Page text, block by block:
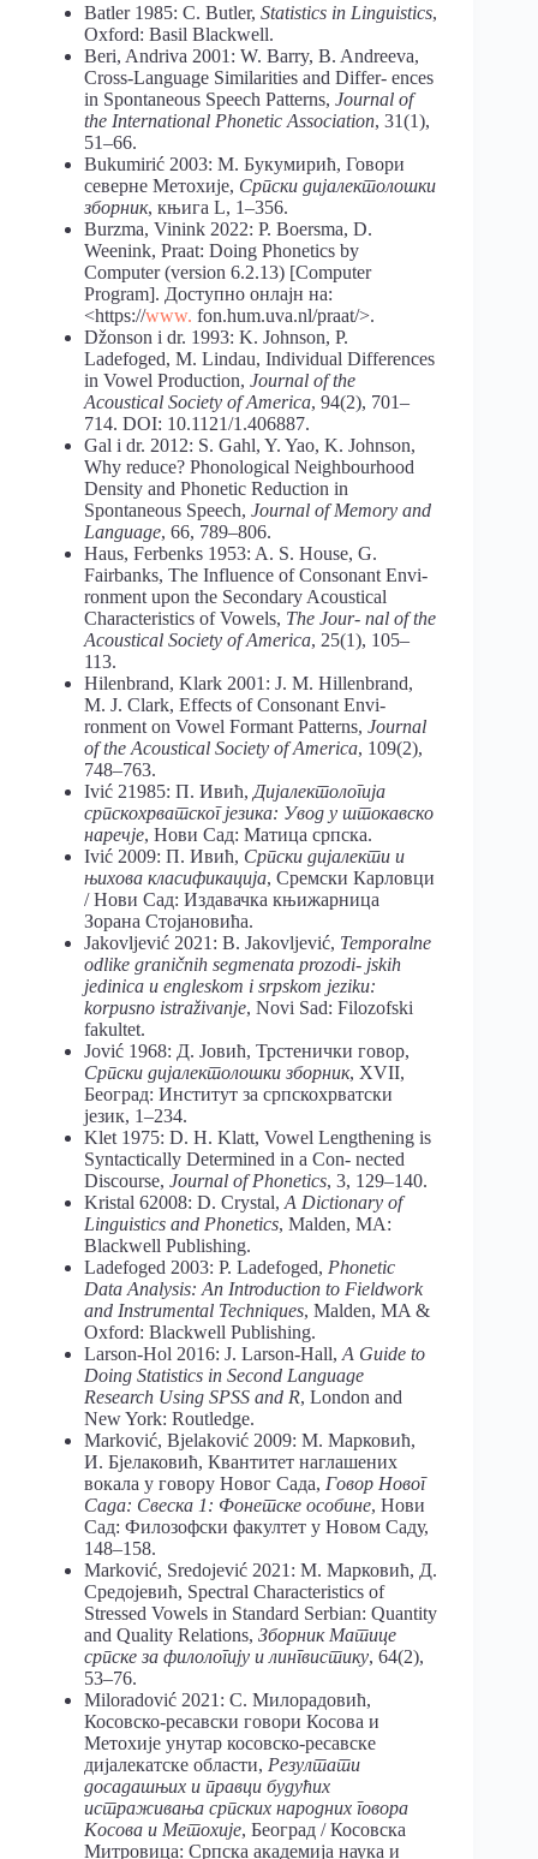
Batler 1985: C. Butler, Statistics in Linguistics,
Oxford: Basil Blackwell.
Beri, Andriva 2001: W. Barry, B. Andreeva,
Cross-Language Similarities and Differ- ences
in Spontaneous Speech Patterns, Journal of
the International Phonetic Association, 31(1),
51–66.
Bukumirić 2003: М. Букумирић, Говори
северне Метохије, Српски дијалектолошки
зборник, књига L, 1–356.
Burzma, Vinink 2022: P. Boersma, D.
Weenink, Praat: Doing Phonetics by
Computer (version 6.2.13) [Computer
Program]. Доступно онлајн на:
<https://www. fon.hum.uva.nl/praat/>.
Džonson i dr. 1993: K. Johnson, P.
Ladefoged, M. Lindau, Individual Differences
in Vowel Production, Journal of the
Acoustical Society of America, 94(2), 701–
714. DOI: 10.1121/1.406887.
Gal i dr. 2012: S. Gahl, Y. Yao, K. Johnson,
Why reduce? Phonological Neighbourhood
Density and Phonetic Reduction in
Spontaneous Speech, Journal of Memory and
Language, 66, 789–806.
Haus, Ferbenks 1953: A. S. House, G.
Fairbanks, The Influence of Consonant Envi-
ronment upon the Secondary Acoustical
Characteristics of Vowels, The Jour- nal of the
Acoustical Society of America, 25(1), 105–
113.
Hilenbrand, Klark 2001: J. M. Hillenbrand,
M. J. Clark, Effects of Consonant Envi-
ronment on Vowel Formant Patterns, Journal
of the Acoustical Society of America, 109(2),
748–763.
Ivić 21985: П. Ивић, Дијалектологија
српскохрватског језика: Увод у штокавско
наречје, Нови Сад: Матица српска.
Ivić 2009: П. Ивић, Српски дијалекти и
њихова класификација, Сремски Карловци
/ Нови Сад: Издавачка књижарница
Зорана Стојановића.
Jakovljević 2021: B. Jakovljević, Temporalne
odlike graničnih segmenata prozodi- jskih
jedinica u engleskom i srpskom jeziku:
korpusno istraživanje, Novi Sad: Filozofski
fakultet.
Jović 1968: Д. Јовић, Трстенички говор,
Српски дијалектолошки зборник, XVII,
Београд: Институт за српскохрватски
језик, 1–234.
Klet 1975: D. H. Klatt, Vowel Lengthening is
Syntactically Determined in a Con- nected
Discourse, Journal of Phonetics, 3, 129–140.
Kristal 62008: D. Crystal, A Dictionary of
Linguistics and Phonetics, Malden, MA:
Blackwell Publishing.
Ladefoged 2003: P. Ladefoged, Phonetic
Data Analysis: An Introduction to Fieldwork
and Instrumental Techniques, Malden, MA &
Oxford: Blackwell Publishing.
Larson-Hol 2016: J. Larson-Hall, A Guide to
Doing Statistics in Second Language
Research Using SPSS and R, London and
New York: Routledge.
Marković, Bjelaković 2009: М. Марковић,
И. Бјелаковић, Квантитет наглашених
вокала у говору Новог Сада, Говор Новог
Сада: Свеска 1: Фонетске особине, Нови
Сад: Филозофски факултет у Новом Саду,
148–158.
Marković, Sredojević 2021: М. Марковић, Д.
Средојевић, Spectral Characteristics of
Stressed Vowels in Standard Serbian: Quantity
and Quality Relations, Зборник Матице
српске за филологију и лингвистику, 64(2),
53–76.
Miloradović 2021: С. Милорадовић,
Косовско-ресавски говори Косова и
Метохије унутар косовско-ресавске
дијалекатске области, Резултати
досадашњих и правци будућих
истраживања српских народних говора
Косова и Метохије, Београд / Косовска
Митровица: Српска академија наука и